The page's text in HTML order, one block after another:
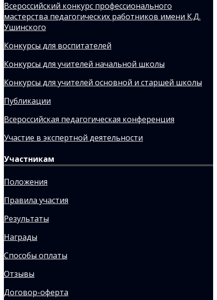
Всероссийский конкурс профессионального
мастерства педагогических работников имени К.Д.
Ушинского
Конкурсы для воспитателей
Конкурсы для учителей начальной школы
Конкурсы для учителей основной и старшей школы
Публикации
Всероссийская педагогическая конференция
Участие в экспертной деятельности
Участникам
Положения
Правила участия
Результаты
Награды
Способы оплаты
Отзывы
Договор-оферта